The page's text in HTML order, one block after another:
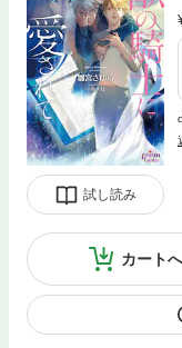
試し読み
カートへ